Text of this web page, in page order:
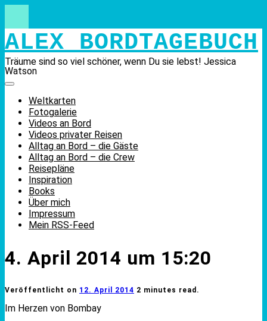
Skip
content
ALEX BORDTAGEBUCH
Träume sind so viel schöner, wenn Du sie lebst! Jessica
Watson
Weltkarten
Fotogalerie
Videos an Bord
Videos privater Reisen
Alltag an Bord – die Gäste
Alltag an Bord – die Crew
Reisepläne
Inspiration
Books
Über mich
Impressum
Mein RSS-Feed
4. April 2014 um 15:20
Veröffentlicht on 12. April 2014 2 minutes read.
Im Herzen von Bombay